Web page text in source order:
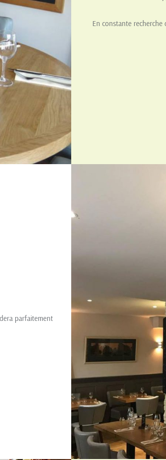
En constante
parfaitement